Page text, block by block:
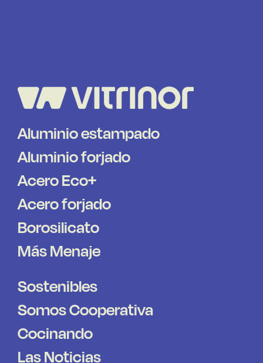
Aluminio estampado
Aluminio forjado
Acero Eco+
Acero forjado
Borosilicato
Más Menaje
Sostenibles
Somos Cooperativa
Cocinando
Las Noticias